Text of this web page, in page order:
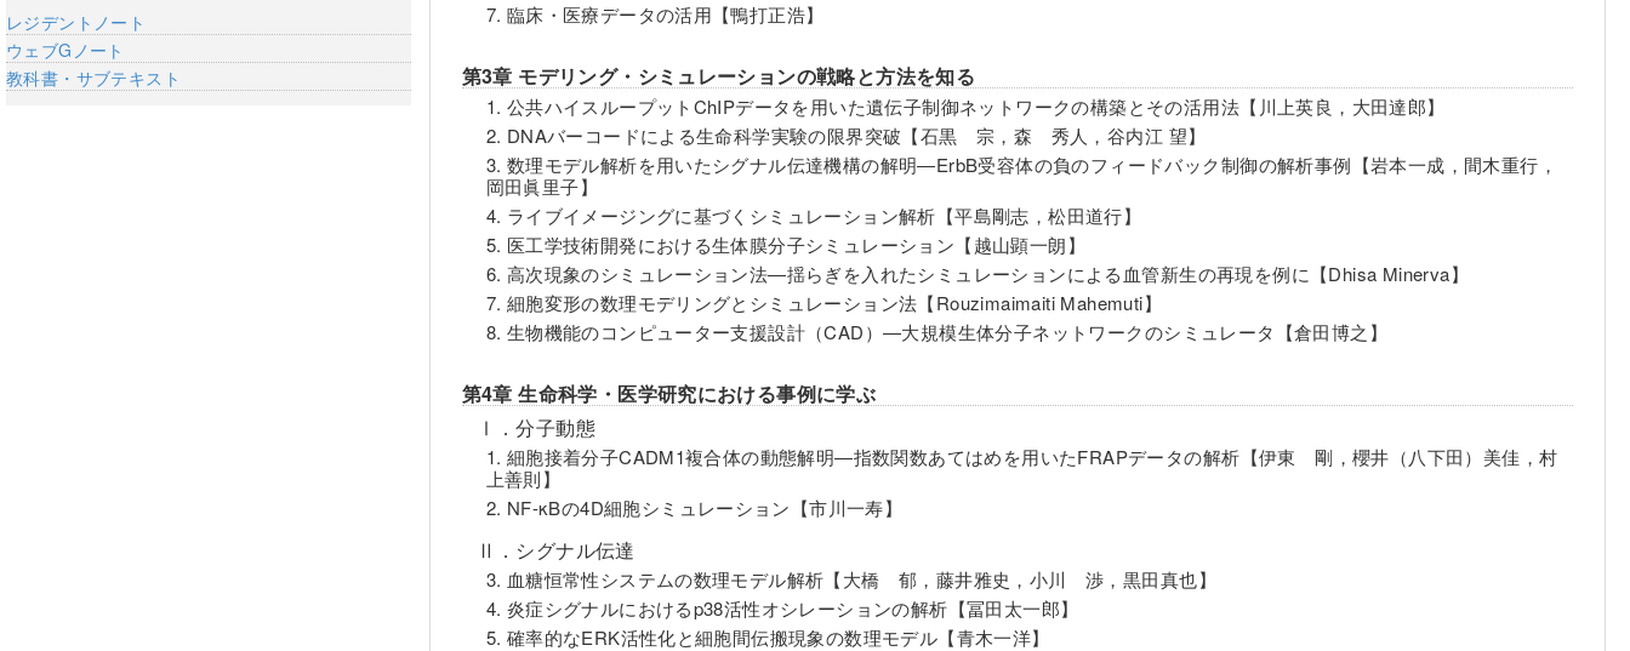
7. 臨床・医療データの活用【鴨打正浩】
第3章 モデリング・シミュレーションの戦略と方法を知る
1. 公共ハイスループットChIPデータを用いた遺伝子制御ネットワークの構築とその活用法【川上英良，大田達郎】
2. DNAバーコードによる生命科学実験の限界突破【石黒 宗，森 秀人，谷内江 望】
3. 数理モデル解析を用いたシグナル伝達機構の解明―ErbB受容体の負のフィードバック制御の解析事例【岩本一成，間木重行，
岡田眞里子】
4. ライブイメージングに基づくシミュレーション解析【平島剛志，松田道行】
5. 医工学技術開発における生体膜分子シミュレーション【越山顕一朗】
6. 高次現象のシミュレーション法―揺らぎを入れたシミュレーションによる血管新生の再現を例に【Dhisa Minerva】
7. 細胞変形の数理モデリングとシミュレーション法【Rouzimaimaiti Mahemuti】
8. 生物機能のコンピューター支援設計（CAD）―大規模生体分子ネットワークのシミュレータ【倉田博之】
第4章 生命科学・医学研究における事例に学ぶ
Ⅰ．分子動態
1. 細胞接着分子CADM1複合体の動態解明―指数関数あてはめを用いたFRAPデータの解析【伊東 剛，櫻井（八下田）美佳，村
上善則】
2. NF-κBの4D細胞シミュレーション【市川一寿】
Ⅱ．シグナル伝達
3. 血糖恒常性システムの数理モデル解析【大橋 郁，藤井雅史，小川 渉，黒田真也】
4. 炎症シグナルにおけるp38活性オシレーションの解析【冨田太一郎】
5. 確率的なERK活性化と細胞間伝搬現象の数理モデル【青木一洋】
レジデントノート
ウェブGノート
教科書・サブテキスト